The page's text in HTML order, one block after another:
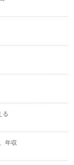
る
年収